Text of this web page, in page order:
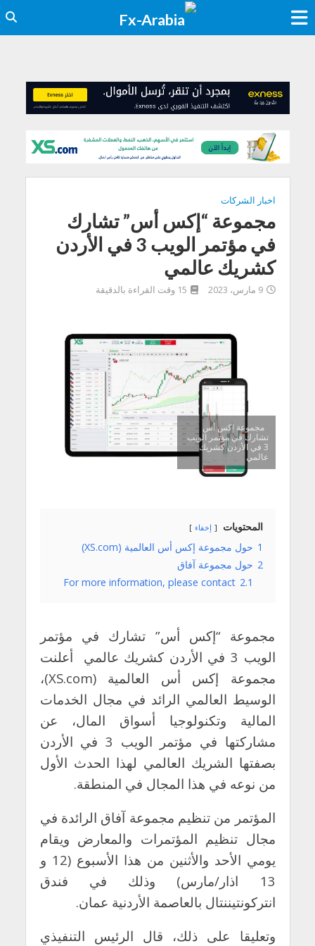
اخبار الشركات
مجموعة “إكس أس” تشارك
في مؤتمر الويب 3 في الأردن
كشريك عالمي
9 مارس، 2023 15 وقت القراءة بالدقيقة
مجموعة إكس أس
تشارك في مؤتمر الويب
3 في الأردن كشريك
عالمي
المحتويات إخفاء
1 حول مجموعة إكس أس العالمية (XS.com)
2 حول مجموعة آفاق
2.1
For more information, please contact
مجموعة “إكس أس” تشارك في مؤتمر
الويب 3 في الأردن كشريك عالمي
أعلنت
مجموعة إكس أس العالمية (XS.com)،
الوسيط العالمي الرائد في مجال الخدمات
المالية وتكنولوجيا أسواق المال، عن
مشاركتها في مؤتمر الويب 3 في الأردن
بصفتها الشريك العالمي لهذا الحدث الأول
من نوعه في هذا المجال في المنطقة.
المؤتمر من تنظيم مجموعة آفاق الرائدة في
مجال تنظيم المؤتمرات والمعارض ويقام
يومي الأحد والأثنين من هذا الأسبوع (12 و
13 اذار/مارس) وذلك في فندق
انتركونتيننتال بالعاصمة الأردنية عمان.
وتعليقا على ذلك، قال الرئيس التنفيذي